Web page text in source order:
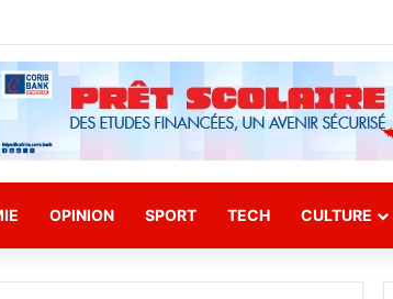
OPINION SPORT TECH CULTURE